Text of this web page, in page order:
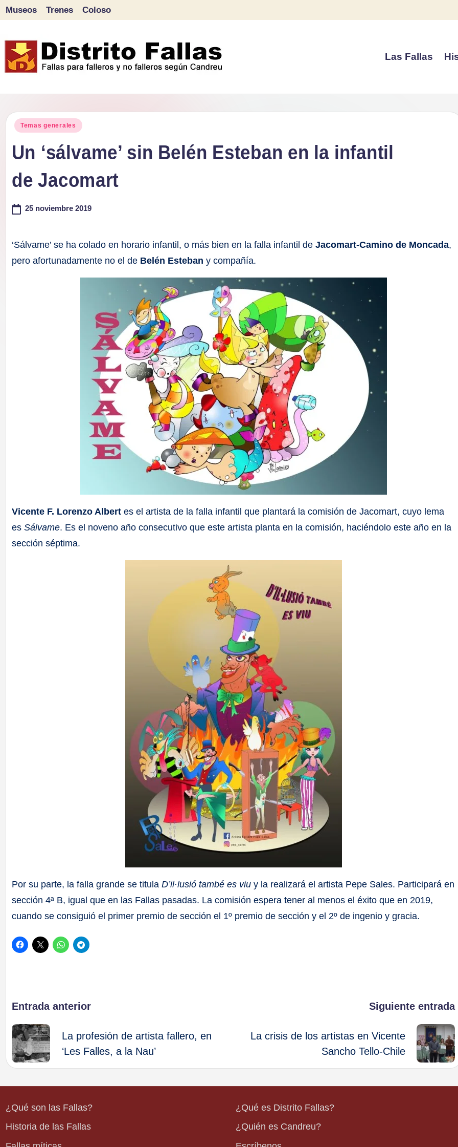
contenido
Museos Trenes Coloso
Las Fallas
Publicado
Temas generales
Un ‘sálvame’ sin Belén Esteban en la infantil
de Jacomart
25 noviembre 2019
‘Sálvame’ se ha colado en horario infantil, o más bien en la falla infantil deJacomart-Camino de Moncada,
pero afortunadamente no el de Belén Esteban y compañía.
Vicente F. Lorenzo Albert es el artista de la falla infantil que plantará la comisión de Jacomart, cuyo lema
esSálvame. Es el noveno año consecutivo que este artista planta en la comisión, haciéndolo este año en la
sección séptima.
Por su parte, la falla grande se titulaD’il·lusió també es viu y la realizará el artista Pepe Sales. Participará en
sección 4ª B, igual que en las Fallas pasadas. La comisión espera tener al menos el éxito que en 2019,
cuando se consiguió el primer premio de sección el 1º premio de sección y el 2º de ingenio y gracia.
Navegación
de
entradas
Entrada anterior
La profesión de artista fallero, en
‘Les Falles, a la Nau’
Siguiente entrada
La crisis de los artistas en Vicente
Sancho Tello-Chile
¿Qué son las Fallas?
Historia de las Fallas
¿Qué es Distrito Fallas?
¿Quién es Candreu?